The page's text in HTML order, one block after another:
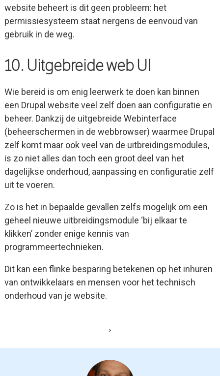
website beheert is dit geen probleem: het
permissiesysteem staat nergens de eenvoud van
gebruik in de weg.
10. Uitgebreide web UI
Wie bereid is om enig leerwerk te doen kan binnen
een Drupal website veel zelf doen aan configuratie en
beheer. Dankzij de uitgebreide Webinterface
(beheerschermen in de webbrowser) waarmee Drupal
zelf komt maar ook veel van de uitbreidingsmodules,
is zo niet alles dan toch een groot deel van het
dagelijkse onderhoud, aanpassing en configuratie zelf
uit te voeren.
Zo is het in bepaalde gevallen zelfs mogelijk om een
geheel nieuwe uitbreidingsmodule ‘bij elkaar te
klikken’ zonder enige kennis van
programmeertechnieken.
Dit kan een flinke besparing betekenen op het inhuren
van ontwikkelaars en mensen voor het technisch
onderhoud van je website.
›